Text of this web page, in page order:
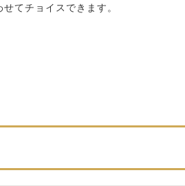
てチョイスできます。